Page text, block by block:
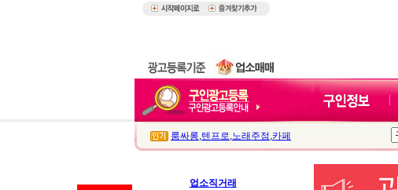
룸싸롱,텐프로,노래주점 ,카페
업소직거래